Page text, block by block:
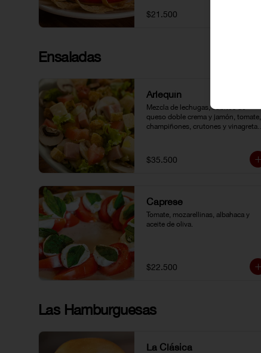
$21.500
Ensaladas
Arlequín
Mezcla de lechugas, cubitos de
queso doble crema y jamón, tomate,
champiñones, crutones y vinagreta
$35.500
Caprese
Tomate, mozarellinas, albahaca y
aceite de oliva.
$22.500
Las Hamburguesas
La Clásica